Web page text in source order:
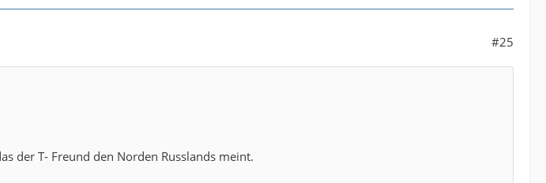
#25
der T- Freund den Norden Russlands meint.